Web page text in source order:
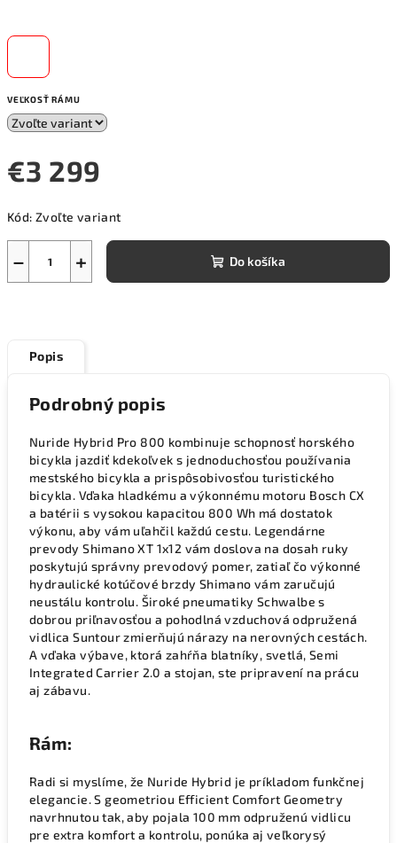
VEĽKOSŤ RÁMU
€3 299
cena:
Kód: Zvoľte variant
+
− Do košíka
Popis
Podrobný popis
Nuride Hybrid Pro 800 kombinuje schopnosť horského
bicykla jazdiť kdekoľvek s jednoduchosťou používania
mestského bicykla a prispôsobivosťou turistického
bicykla. Vďaka hladkému a výkonnému motoru Bosch CX
a batérii s vysokou kapacitou 800 Wh má dostatok
výkonu, aby vám uľahčil každú cestu. Legendárne
prevody Shimano XT 1x12 vám doslova na dosah ruky
poskytujú správny prevodový pomer, zatiaľ čo výkonné
hydraulické kotúčové brzdy Shimano vám zaručujú
neustálu kontrolu. Široké pneumatiky Schwalbe s
dobrou priľnavosťou a pohodlná vzduchová odpružená
vidlica Suntour zmierňujú nárazy na nerovných cestách.
A vďaka výbave, ktorá zahŕňa blatníky, svetlá, Semi
Integrated Carrier 2.0 a stojan, ste pripravení na prácu
aj zábavu.
Rám:
Radi si myslíme, že Nuride Hybrid je príkladom funkčnej
elegancie. S geometriou Efficient Comfort Geometry
navrhnutou tak, aby pojala 100 mm odpruženú vidlicu
pre extra komfort a kontrolu, ponúka aj veľkorysý